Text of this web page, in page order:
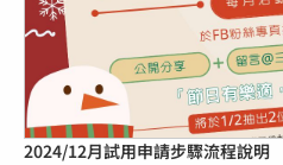
2024/12月試用申請步驟流程說明